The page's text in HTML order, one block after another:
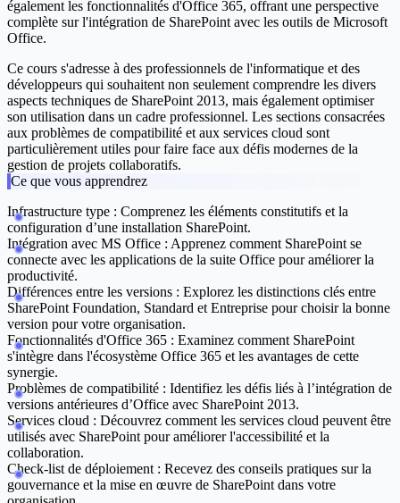
également les fonctionnalités d'Office 365, offrant une perspective
complète sur l'intégration de SharePoint avec les outils de Microsoft
Office.
Ce cours s'adresse à des professionnels de l'informatique et des
développeurs qui souhaitent non seulement comprendre les divers
aspects techniques de SharePoint 2013, mais également optimiser
son utilisation dans un cadre professionnel. Les sections consacrées
aux problèmes de compatibilité et aux services cloud sont
particulièrement utiles pour faire face aux défis modernes de la
gestion de projets collaboratifs.
Ce que vous apprendrez
Infrastructure type : Comprenez les éléments constitutifs et la
configuration d’une installation SharePoint.
Intégration avec MS Office : Apprenez comment SharePoint se
connecte avec les applications de la suite Office pour améliorer la
productivité.
Différences entre les versions : Explorez les distinctions clés entre
SharePoint Foundation, Standard et Entreprise pour choisir la bonne
version pour votre organisation.
Fonctionnalités d'Office 365 : Examinez comment SharePoint
s'intègre dans l'écosystème Office 365 et les avantages de cette
synergie.
Problèmes de compatibilité : Identifiez les défis liés à l’intégration de
versions antérieures d’Office avec SharePoint 2013.
Services cloud : Découvrez comment les services cloud peuvent être
utilisés avec SharePoint pour améliorer l'accessibilité et la
collaboration.
Check-list de déploiement : Recevez des conseils pratiques sur la
gouvernance et la mise en œuvre de SharePoint dans votre